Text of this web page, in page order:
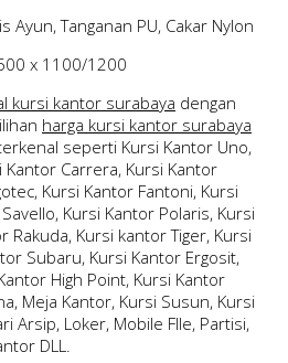
Ayun, Tanganan PU, Cakar Nylon
x 1100/1200
kursi kantor surabaya dengan
harga kursi kantor surabaya
seperti Kursi Kantor Uno,
Carrera, Kursi Kantor
Kursi Kantor Fantoni, Kursi
Kursi Kantor Polaris, Kursi
Rakuda, Kursi kantor Tiger, Kursi
Subaru, Kursi Kantor Ergosit,
High Point, Kursi Kantor
Meja Kantor, Kursi Susun, Kursi
Arsip, Loker, Mobile FIle, Partisi,
DLL.